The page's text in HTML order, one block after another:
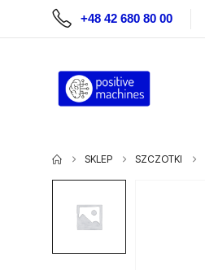
+48 42 680 80 00
SKLEP SZCZOTKI